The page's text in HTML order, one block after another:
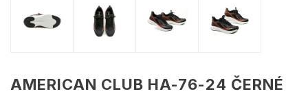
AMERICAN CLUB HA-76-24 ČERNÉ